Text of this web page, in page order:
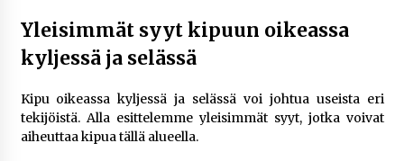
rikoshistoriaa
3 viikkoa sitten
– asiantuntijalausunto
3 viikkoa sitten
Yleisimmät syyt kipuun oikeassa
kyljessä ja selässä
Kipu oikeassa kyljessä ja selässä voi johtua useista eri
tekijöistä. Alla esittelemme yleisimmät syyt, jotka voivat
aiheuttaa kipua tällä alueella.